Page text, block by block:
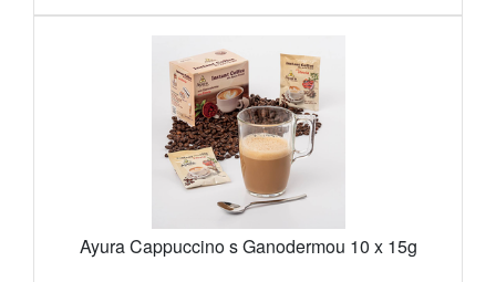
Ayura Cappuccino s Ganodermou 10 x 15g